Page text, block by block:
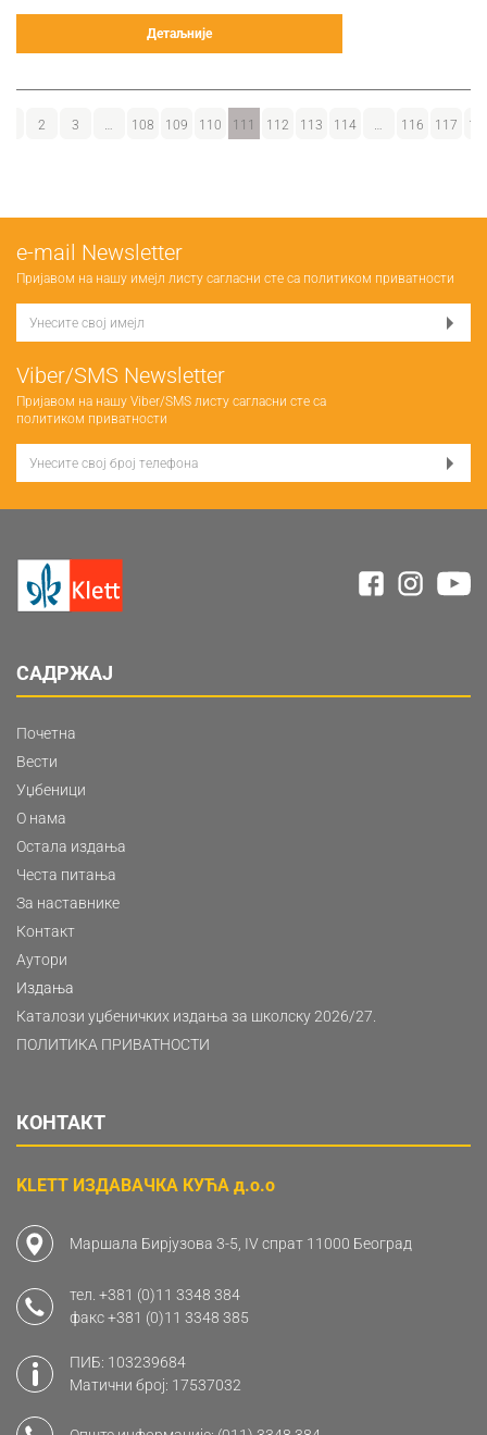
Детаљније
2 3 108 109 110 111 112 113 114 116 117
е-mail Newsletter
Пријавом на нашу имејл листу сагласни сте са политиком приватности
Viber/SMS Newsletter
Пријавом на нашу Viber/SMS листу сагласни сте са
политиком приватности
САДРЖАЈ
Почетна
Вести
Уџбеници
О нама
Остала издања
Честа питања
За наставнике
Контакт
Аутори
Издања
Каталози уџбеничких издања за школску 2026/27.
ПОЛИТИКА ПРИВАТНОСТИ
КОНТАКТ
KLETT ИЗДАВАЧКА КУЋА д.о.о
Маршала Бирјузова 3-5, IV спрат 11000 Београд
тел. +381 (0)11 3348 384
факс+381 (0)11 3348 385
ПИБ: 103239684
Матични број: 17537032